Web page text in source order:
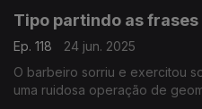
Tipo partindo as frases
Ep. 118
24 jun. 2025
O barbeiro sorriu e exercitou
uma ruidosa operação de